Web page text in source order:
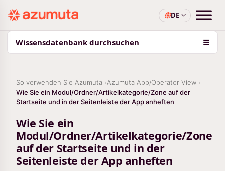
DE
Wissensdatenbank durchsuchen ☰
So verwenden Sie Azumuta
Azumuta App/Operator View
Wie Sie ein Modul/Ordner/Artikelkategorie/Zone auf der
Startseite und in der Seitenleiste der App anheften
Wie Sie ein
Modul/Ordner/Artikelkategorie/Zone
auf der Startseite und in der
Seitenleiste der App anheften